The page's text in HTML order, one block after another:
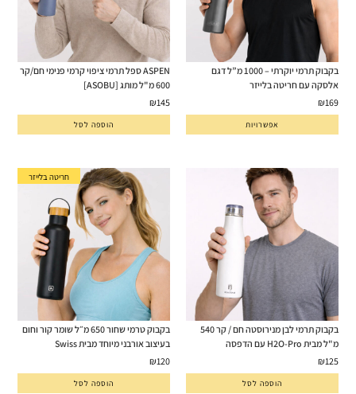
בקבוק תרמי יוקרתי – 1000 מ”ל דגם
אלסקה עם חריטה בלייזר
₪169
אפשרויות
ASPEN ספל תרמי ציפוי קרמי פנימי חם/קר
600 מ"ל מותג [ASOBU]
₪145
הוספה לסל
בקבוק תרמי לבן מנירוסטה חם / קר 540
מ"ל מבית H2O-Pro עם הדפסה
₪125
הוספה לסל
חריטה בלייזר
בקבוק טרמי שחור 650 מ״ל שומר קור וחום
בעיצוב אורבני מיוחד מבית Swiss
₪120
הוספה לסל